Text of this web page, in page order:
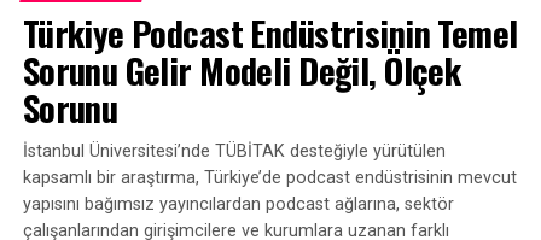
siyasi programları izlemeyen genç dinleyicilere
hitap etti.
Başkan Yardımcısı Kamala Harris sosyal adalet
konularını öne çıkaran ilerici programlara odaklanırken,
ana akım medyayı şok etmiş gibi görünen ancak
popülaritesini pekiştirmiş olabilecek birkaç podcast
programına da yer verdi.
Türkiye Podcast Endüstrisinin Temel
Sorunu Gelir Modeli Değil, Ölçek
Sorunu
İstanbul Üniversitesi’nde TÜBİTAK desteğiyle yürütülen
kapsamlı bir araştırma, Türkiye’de podcast endüstrisinin mevcut
yapısını bağımsız yayıncılardan podcast ağlarına, sektör
çalışanlarından girişimcilere ve kurumlara uzanan farklı